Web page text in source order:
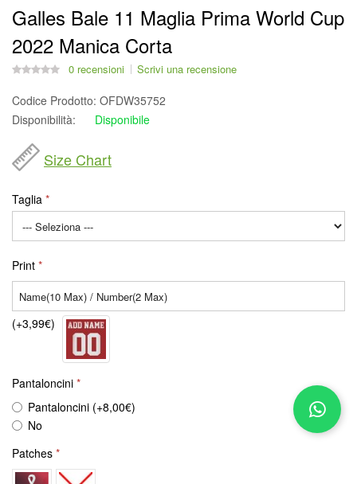
Galles Bale 11 Maglia Prima World Cup
2022 Manica Corta
0 recensioni Scrivi una recensione
Codice Prodotto: OFDW35752
Disponibilità:
Disponibile
Size Chart
Taglia
Print
(+3,99€)
Pantaloncini
Pantaloncini (+8,00€)
No
Patches